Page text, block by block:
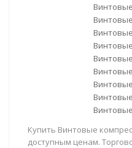
Купить Винтовые
доступным ценам.